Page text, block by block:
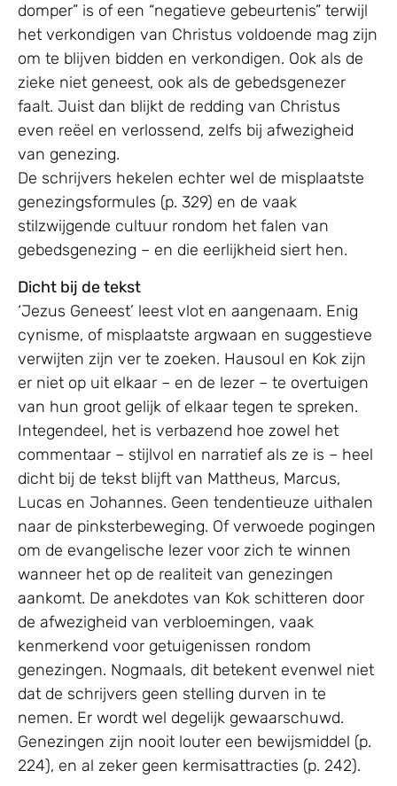
domper” is of een “negatieve gebeurtenis” terwijl
het verkondigen van Christus voldoende mag zijn
om te blijven bidden en verkondigen. Ook als de
zieke niet geneest, ook als de gebedsgenezer
faalt. Juist dan blijkt de redding van Christus
even reëel en verlossend, zelfs bij afwezigheid
van genezing.
De schrijvers hekelen echter wel de misplaatste
genezingsformules (p. 329) en de vaak
stilzwijgende cultuur rondom het falen van
gebedsgenezing – en die eerlijkheid siert hen.
Dicht bij de tekst
‘Jezus Geneest’ leest vlot en aangenaam. Enig
cynisme, of misplaatste argwaan en suggestieve
verwijten zijn ver te zoeken. Hausoul en Kok zijn
er niet op uit elkaar – en de lezer – te overtuigen
van hun groot gelijk of elkaar tegen te spreken.
Integendeel, het is verbazend hoe zowel het
commentaar – stijlvol en narratief als ze is – heel
dicht bij de tekst blijft van Mattheus, Marcus,
Lucas en Johannes. Geen tendentieuze uithalen
naar de pinksterbeweging. Of verwoede pogingen
om de evangelische lezer voor zich te winnen
wanneer het op de realiteit van genezingen
aankomt. De anekdotes van Kok schitteren door
de afwezigheid van verbloemingen, vaak
kenmerkend voor getuigenissen rondom
genezingen. Nogmaals, dit betekent evenwel niet
dat de schrijvers geen stelling durven in te
nemen. Er wordt wel degelijk gewaarschuwd.
Genezingen zijn nooit louter een bewijsmiddel (p.
224), en al zeker geen kermisattracties (p. 242).